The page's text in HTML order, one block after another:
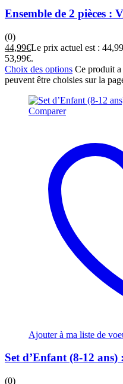
Ensemble de 2 pièces :
(0)
44,99€Le prix actuel est :
53,99€.
Choix des options Ce produit
peuvent être choisies sur la
Comparer
Ajouter à ma liste de
Set d’Enfant (8-12
(0)